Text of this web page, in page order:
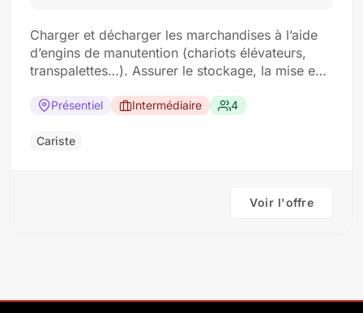
Charger et décharger les marchandises à l’aide
d’engins de manutention (chariots élévateurs,
transpalettes…). Assurer le stockage, la mise en
production. Contrôler la conformité des
Participer à la gestion des stocks (inventaire,
Présentiel Intermédiaire 4
Cariste
Voir l'offre